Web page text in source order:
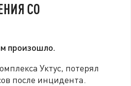
СО
произошло.
Уктус, потерял
после инцидента.